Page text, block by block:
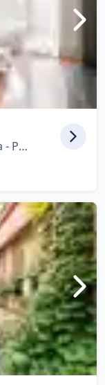
Otakara Jeremiáše 6000/31, Ostrava - Poruba